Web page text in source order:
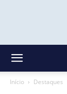
Início Destaques